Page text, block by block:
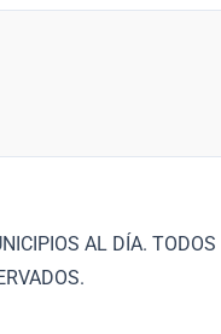
AL DÍA. TODOS